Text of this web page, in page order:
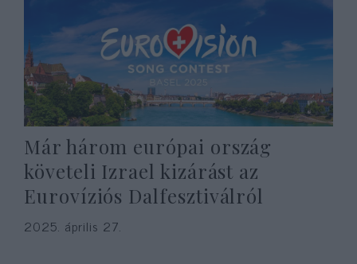
Már három európai ország
követeli Izrael kizárást az
Eurovíziós Dalfesztiválról
2025. április 27.